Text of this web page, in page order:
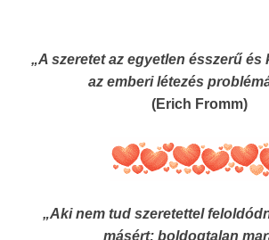
„A szeretet az egyetlen ésszerű és
az emberi létezés
(Erich Fromm)
„Aki nem tud szeretettel
másért: boldogtalan